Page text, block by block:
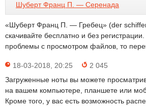
Шуберт Франц П. — Серенада
«Шуберт Франц П. — Гребец» (der
скачивайте бесплатно и без
проблемы с просмотром файлов, то
18-03-2018, 20:25
2 045
Загруженные ноты вы можете
на вашем компьютере, планшете или
Кроме того, у вас есть возможность